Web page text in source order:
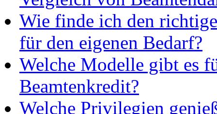
Wie finde ich den
für den eigenen Bedarf?
Welche Modelle gibt es
Beamtenkredit?
Welche Privilegien